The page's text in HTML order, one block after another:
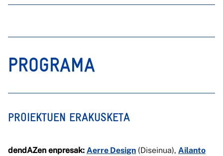
PROGRAMA
PROIEKTUEN ERAKUSKETA
dendAZen enpresak: Aerre Design (Diseinua), Ailanto